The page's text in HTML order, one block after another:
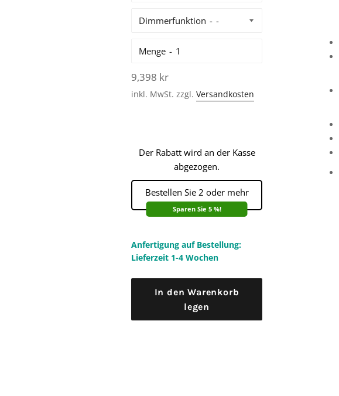
Dimmerfunktion
Menge
Normaler
Preis
9,398 kr
inkl. MwSt. zzgl. Versandkosten
Der Rabatt wird an der Kasse
abgezogen.
Bestellen Sie 2 oder mehr
Sparen Sie 5 %!
Anfertigung auf Bestellung:
Lieferzeit 1-4 Wochen
In den Warenkorb
legen